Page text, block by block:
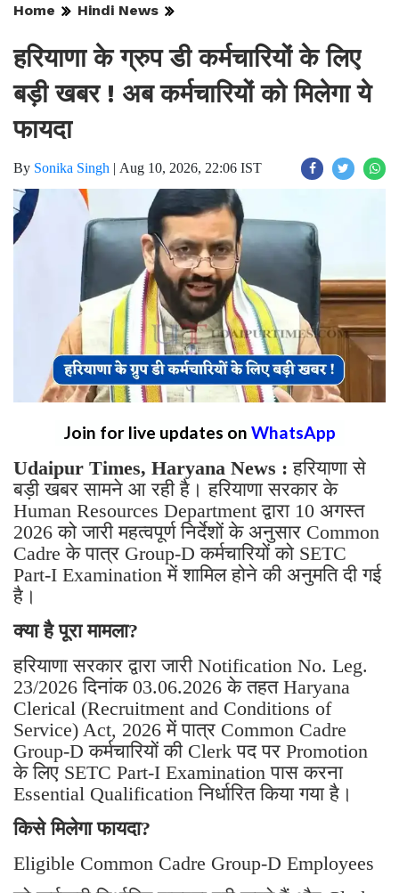
Home Hindi News
हरियाणा के ग्रुप डी कर्मचारियों के लिए
बड़ी खबर ! अब कर्मचारियों को मिलेगा ये
फायदा
By Sonika Singh | Aug 10, 2026, 22:06 IST
Join for live updates on WhatsApp
Udaipur Times, Haryana News :हरियाणा से
बड़ी खबर सामने आ रही है। हरियाणा सरकार के
Human Resources Department द्वारा 10 अगस्त
2026 को जारी महत्वपूर्ण निर्देशों के अनुसार Common
Cadre के पात्र Group-D कर्मचारियों को SETC
Part-I Examination में शामिल होने की अनुमति दी गई
है।
क्या है पूरा मामला?
हरियाणा सरकार द्वारा जारी Notification No. Leg.
23/2026 दिनांक 03.06.2026 के तहत Haryana
Clerical (Recruitment and Conditions of
Service) Act, 2026 में पात्र Common Cadre
Group-D कर्मचारियों की Clerk पद पर Promotion
के लिए SETC Part-I Examination पास करना
Essential Qualification निर्धारित किया गया है।
किसे मिलेगा फायदा?
Eligible Common Cadre Group-D Employees